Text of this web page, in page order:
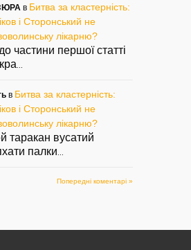
в Битва за кластерність:
і Сторонський не
лікарню?
частини першої статті
в Битва за кластерність:
і Сторонський не
лікарню?
таракан вусатий
палки
Попередні коментарі »